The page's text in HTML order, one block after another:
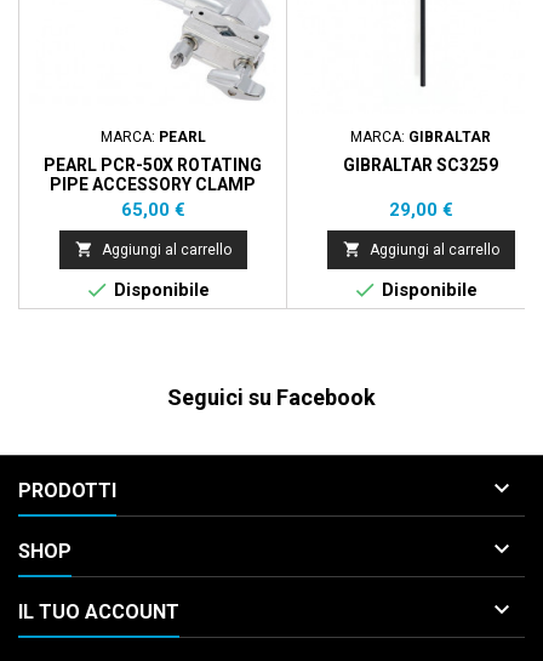
MARCA: PEARL
PEARL PCR-50X ROTATING
PIPE ACCESSORY CLAMP
Prezzo
65,00 €
 Aggiungi al carrello
 Disponibile
MARCA: GIBRALTAR
GIBRALTAR SC3259
Prezzo
29,00 €
 Aggiungi al carrello
 Disponibile
Seguici su Facebook
PRODOTTI 
SHOP 
IL TUO ACCOUNT 